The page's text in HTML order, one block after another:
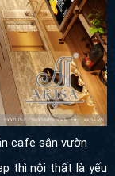
cafe sân vườn
thì nội thất là yếu